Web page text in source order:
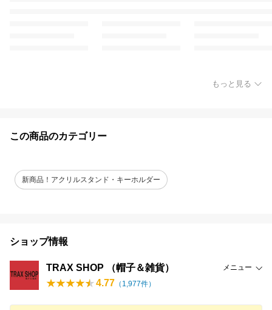
もっと見る
この商品のカテゴリー
新商品！アクリルスタンド・キーホルダー
ショップ情報
TRAX SHOP （帽子＆雑貨） メニュー
4.77 （ 1,977件）